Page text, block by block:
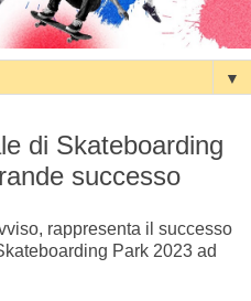
▼
di Skateboarding
successo
rappresenta il successo
Park 2023 ad